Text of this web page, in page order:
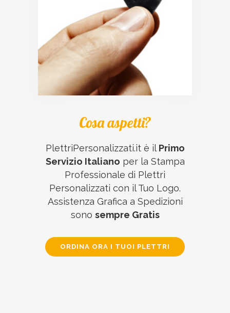
Cosa aspetti?
PlettriPersonalizzati.it è il Primo
Servizio Italiano per la Stampa
Professionale di Plettri
Personalizzati con il Tuo Logo.
Assistenza Grafica a Spedizioni
sono sempre Gratis
ORDINA ORA I TUOI PLETTRI